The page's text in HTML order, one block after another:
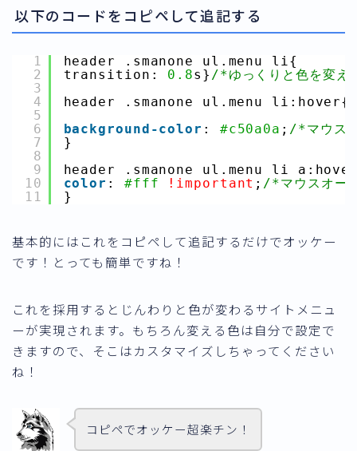
以下のコードをコピペして追記する
1
2
3
4
5
6
7
8
9
10
11
header .smanone ul.menu li{
transition: 0.8s} /*ゆっくりと色を変
header .smanone ul.menu li:hover{
background-color : #c50a0a ; /*マウス
}
header .smanone ul.menu li
color : #fff !important ; /*マウスオー
}
基本的にはこれをコピペして追記するだけでオッケー
です！とっても簡単ですね！
これを採用するとじんわりと色が変わるサイトメニュ
ーが実現されます。もちろん変える色は自分で設定で
きますので、そこはカスタマイズしちゃってください
ね！
コピペでオッケー超楽チン！